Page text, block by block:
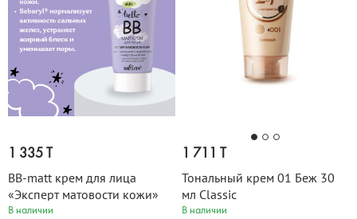
1 335 T
ВВ-matt крем для лица
«Эксперт матовости кожи»
для нормальной и жирной
В наличии
1 711 T
Тональный крем 01 Беж 30
мл Classic
В наличии